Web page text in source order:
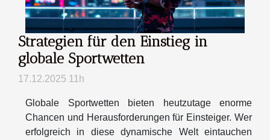
Strategien für den Einstieg in
globale Sportwetten
17.12.2025 11h
Globale Sportwetten bieten heutzutage enorme
Chancen und Herausforderungen für Einsteiger. Wer
erfolgreich in diese dynamische Welt eintauchen